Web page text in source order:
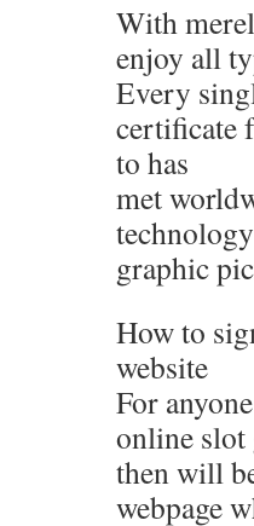
With
enjoy all
Every
certificate
to has
met
graphic
How to
website
For
online slot
then will
webpage